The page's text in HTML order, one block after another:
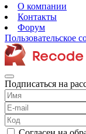
О компании
Контакты
Форум
Пользовательское
Подписаться на